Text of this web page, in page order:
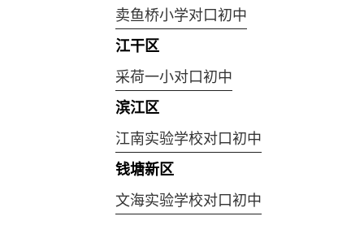
卖鱼桥小学对口初中
江干区
采荷一小对口初中
滨江区
江南实验学校对口初中
钱塘新区
文海实验学校对口初中